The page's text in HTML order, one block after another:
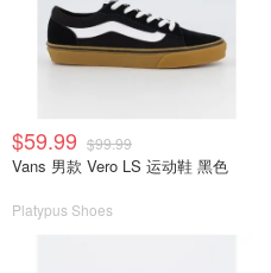
$59.99 $99.99
Vans 男款 Vero LS 运动鞋 黑色
Platypus Shoes